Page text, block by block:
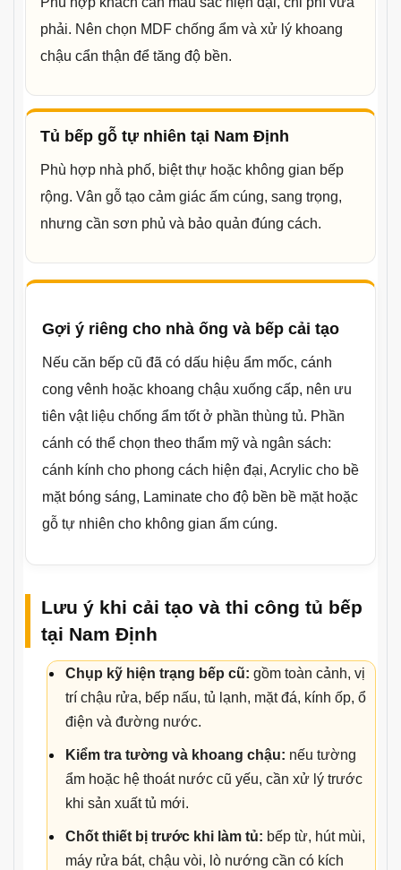
phải. Nên chọn MDF chống ẩm và xử lý khoang
chậu cẩn thận để tăng độ bền.
Tủ bếp gỗ tự nhiên tại Nam Định
Phù hợp nhà phố, biệt thự hoặc không gian bếp
rộng. Vân gỗ tạo cảm giác ấm cúng, sang trọng,
nhưng cần sơn phủ và bảo quản đúng cách.
Gợi ý riêng cho nhà ống và bếp cải tạo
Nếu căn bếp cũ đã có dấu hiệu ẩm mốc, cánh
cong vênh hoặc khoang chậu xuống cấp, nên ưu
tiên vật liệu chống ẩm tốt ở phần thùng tủ. Phần
cánh có thể chọn theo thẩm mỹ và ngân sách:
cánh kính cho phong cách hiện đại, Acrylic cho bề
mặt bóng sáng, Laminate cho độ bền bề mặt hoặc
gỗ tự nhiên cho không gian ấm cúng.
Lưu ý khi cải tạo và thi công tủ bếp
tại Nam Định
Chụp kỹ hiện trạng bếp cũ: gồm toàn cảnh, vị
trí chậu rửa, bếp nấu, tủ lạnh, mặt đá, kính ốp, ổ
điện và đường nước.
Kiểm tra tường và khoang chậu: nếu tường
ẩm hoặc hệ thoát nước cũ yếu, cần xử lý trước
khi sản xuất tủ mới.
Chốt thiết bị trước khi làm tủ: bếp từ, hút mùi,
máy rửa bát, chậu vòi, lò nướng cần có kích